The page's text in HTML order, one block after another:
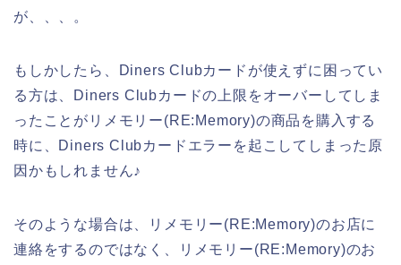
が、、、。
もしかしたら、Diners Clubカードが使えずに困ってい
る方は、Diners Clubカードの上限をオーバーしてしま
ったことがリメモリー(RE:Memory)の商品を購入する
時に、Diners Clubカードエラーを起こしてしまった原
因かもしれません♪
そのような場合は、リメモリー(RE:Memory)のお店に
連絡をするのではなく、リメモリー(RE:Memory)のお